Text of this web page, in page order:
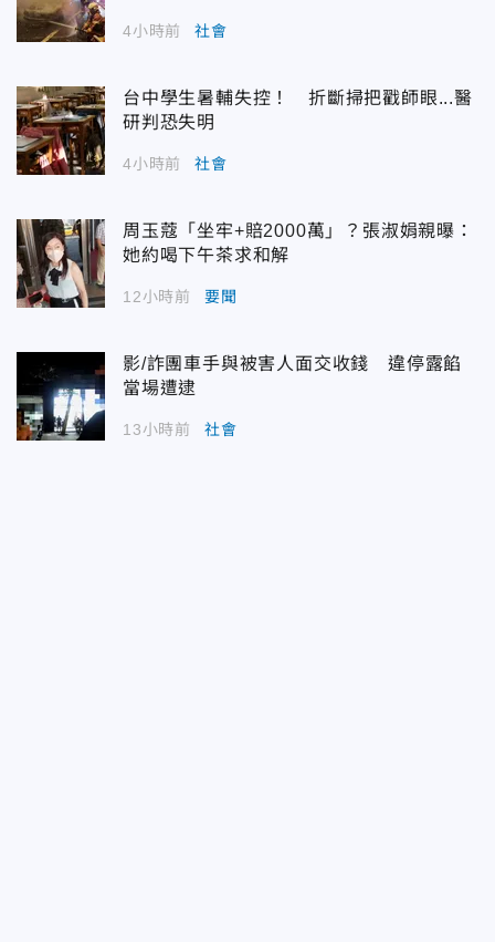
4小時前 社會
台中學生暑輔失控！ 折斷掃把戳師眼...醫
研判恐失明
4小時前 社會
周玉蔻「坐牢+賠2000萬」？張淑娟親曝：
她約喝下午茶求和解
12小時前 要聞
影/詐團車手與被害人面交收錢 違停露餡
當場遭逮
13小時前 社會